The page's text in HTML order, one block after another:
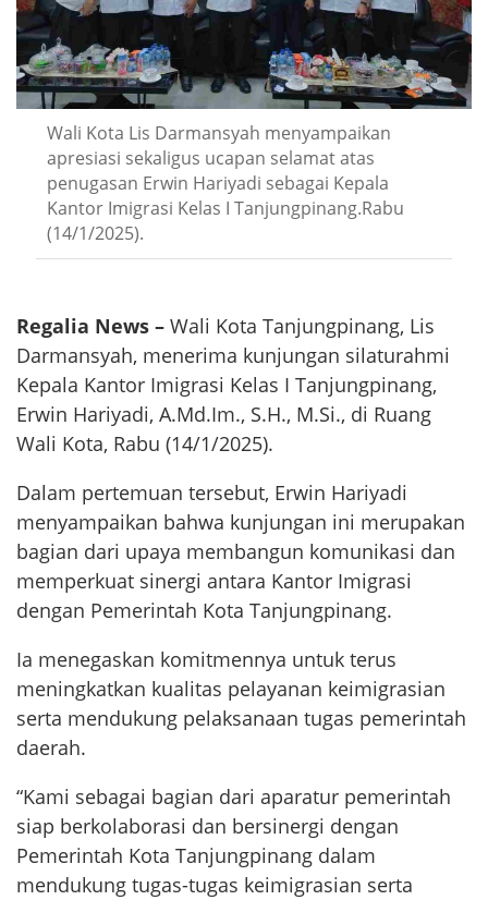
Wali Kota Lis Darmansyah menyampaikan
apresiasi sekaligus ucapan selamat atas
penugasan Erwin Hariyadi sebagai Kepala
Kantor Imigrasi Kelas I Tanjungpinang.Rabu
(14/1/2025).
Regalia News – Wali Kota Tanjungpinang, Lis
Darmansyah, menerima kunjungan silaturahmi
Kepala Kantor Imigrasi Kelas I Tanjungpinang,
Erwin Hariyadi, A.Md.Im., S.H., M.Si., di Ruang
Wali Kota, Rabu (14/1/2025).
Dalam pertemuan tersebut, Erwin Hariyadi
menyampaikan bahwa kunjungan ini merupakan
bagian dari upaya membangun komunikasi dan
memperkuat sinergi antara Kantor Imigrasi
dengan Pemerintah Kota Tanjungpinang.
Ia menegaskan komitmennya untuk terus
meningkatkan kualitas pelayanan keimigrasian
serta mendukung pelaksanaan tugas pemerintah
daerah.
“Kami sebagai bagian dari aparatur pemerintah
siap berkolaborasi dan bersinergi dengan
Pemerintah Kota Tanjungpinang dalam
mendukung tugas-tugas keimigrasian serta